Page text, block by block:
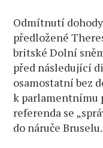
Odmítnutí
předložené
britské Dolní
před následující
osamostatní bez
k parlamentnímu
referenda se
do náruče Bruselu.